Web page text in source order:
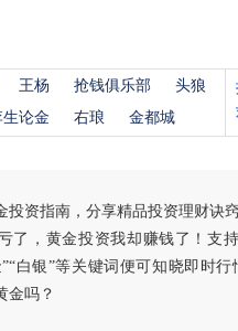
王杨 抢钱俱乐部
头狼
生论金 右琅 金都城
投资指南，分享精品投资理财诀
了，黄金投资我却赚钱了！支
”“白银”等关键词便可知晓即时
金吗？